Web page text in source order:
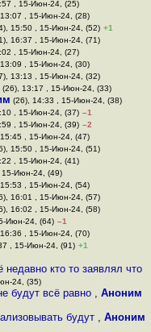
, 15-Июн-24, (25)
, 15-Июн-24, (28)
15:50 , 15-Июн-24, (52) +1
16:37 , 15-Июн-24, (71)
, 15-Июн-24, (27)
, 15-Июн-24, (30)
13:13 , 15-Июн-24, (32)
(26), 13:17 , 15-Июн-24, (33)
(26), 14:33 , 15-Июн-24, (38)
, 15-Июн-24, (37) –1
, 15-Июн-24, (39) –2
, 15-Июн-24, (47)
15:50 , 15-Июн-24, (51)
, 15-Июн-24, (41)
Июн-24, (49)
, 15-Июн-24, (54)
16:01 , 15-Июн-24, (57)
16:02 , 15-Июн-24, (58)
Июн-24, (64) –1
, 15-Июн-24, (70)
, 15-Июн-24, (91) +1
кто то заявлял что
24, (35)
будут всё равно , Аноним
будут , Аноним